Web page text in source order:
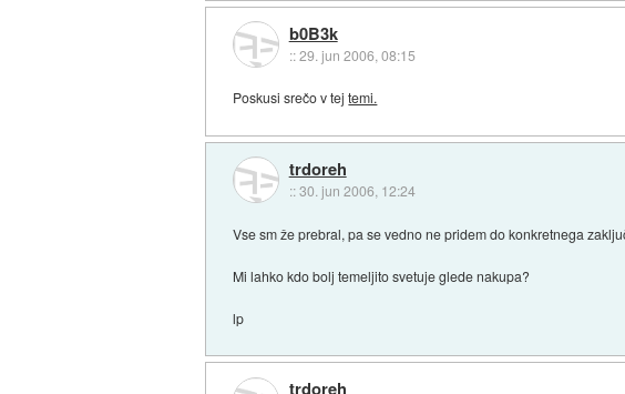
b0B3k
::29. jun 2006, 08:15
Poskusi srečo v tejtemi.
trdoreh
::30. jun 2006, 12:24
Vse sm že prebral, pa se vedno ne pridem do konkretnega
Mi lahko kdo bolj temeljito svetuje glede nakupa?
lp
trdoreh